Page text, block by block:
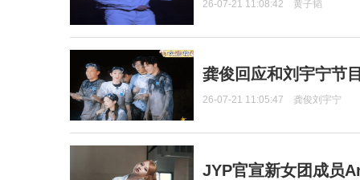
26-07-21 11:08:42 黄子韬
龚俊回应和刘宇宁节
26-07-21 11:05:47 龚俊刘宇宁
JYP官宣新女团成员